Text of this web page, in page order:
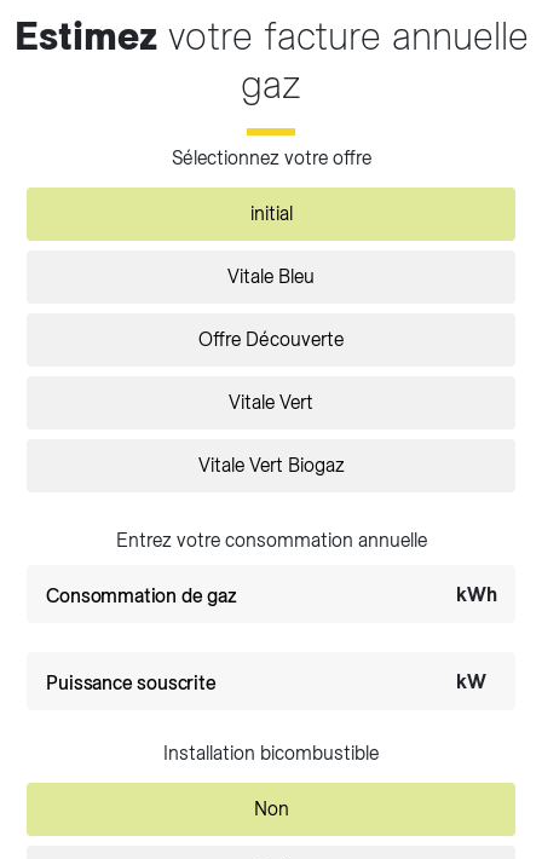
Estimezvotre facture annuelle
gaz
Sélectionnez votre offre
initial
Vitale Bleu
Offre Découverte
Vitale Vert
Vitale Vert Biogaz
Entrez votre consommation annuelle
Consommation de gaz kWh
Puissance souscrite kW
Installation bicombustible
Non